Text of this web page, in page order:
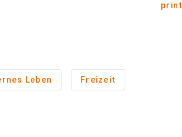
print
Leben Freizeit